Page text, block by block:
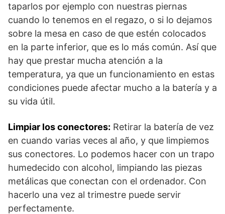
taparlos por ejemplo con nuestras piernas
cuando lo tenemos en el regazo, o si lo dejamos
sobre la mesa en caso de que estén colocados
en la parte inferior, que es lo más común. Así que
hay que prestar mucha atención a la
temperatura, ya que un funcionamiento en estas
condiciones puede afectar mucho a la batería y a
su vida útil.
Limpiar los conectores: Retirar la batería de vez
en cuando varias veces al año, y que limpiemos
sus conectores. Lo podemos hacer con un trapo
humedecido con alcohol, limpiando las piezas
metálicas que conectan con el ordenador. Con
hacerlo una vez al trimestre puede servir
perfectamente.